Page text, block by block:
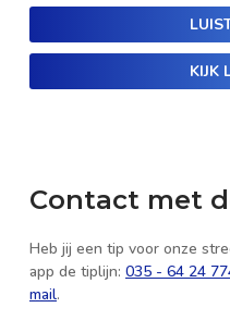
KIJK
Contact met
Heb jij een tip voor onze
app de tiplijn: 035 - 64 24
mail.